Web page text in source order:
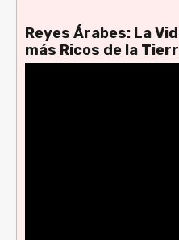
Reyes Árabes: La
más Ricos de la